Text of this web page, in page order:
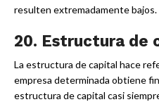
resulten extremadamente bajos.
20. Estructura de
La estructura de capital hace
empresa determinada obtiene
estructura de capital casi